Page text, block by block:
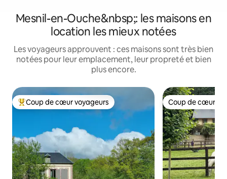
Mesnil-en-Ouche&nbsp;: les maisons en
location les mieux notées
Les voyageurs approuvent : ces maisons sont très bien
notées pour leur emplacement, leur propreté et bien
plus encore.
Coups de cœur voyageurs les plus appréciés
Coup de cœur voyageurs Coup de cœur
Coup de cœur